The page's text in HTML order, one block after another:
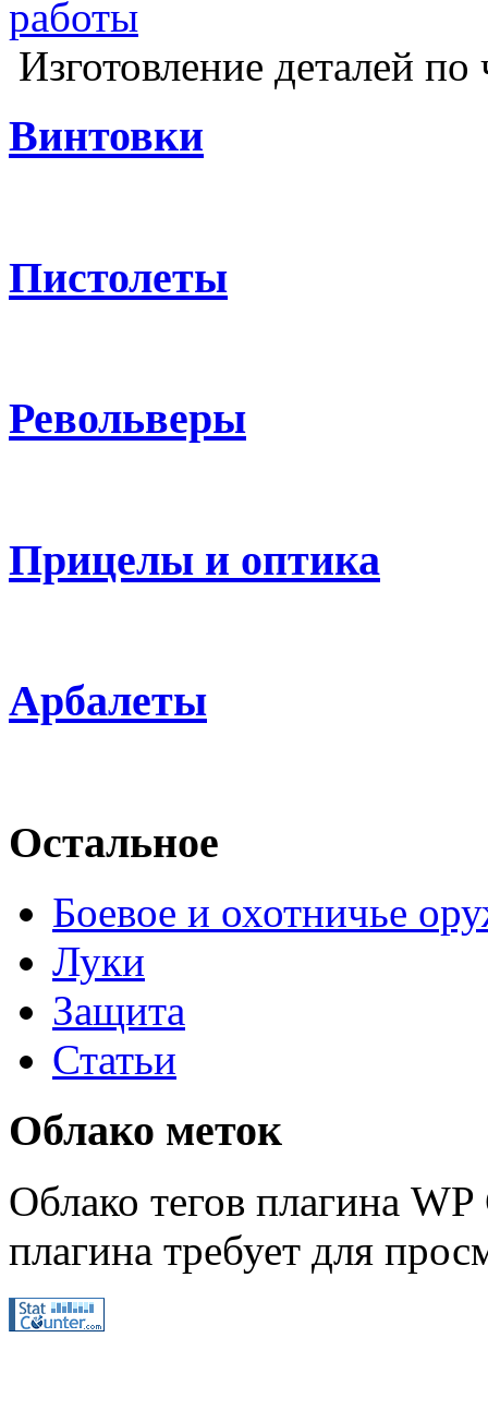
Изготовление деталей
Винтовки
Пистолеты
Револьверы
Прицелы и оптика
Арбалеты
Остальное
Боевое и охотничье
Луки
Защита
Статьи
Облако меток
Облако тегов плагина
плагина требует для